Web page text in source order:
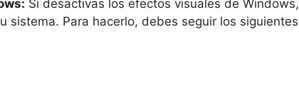
Si desactivas los efectos visuales de Windows,
sistema. Para hacerlo, debes seguir los siguientes